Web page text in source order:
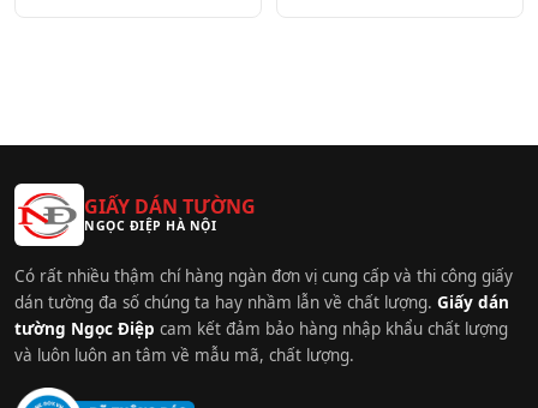
GIẤY DÁN TƯỜNG
NGỌC ĐIỆP HÀ NỘI
Có rất nhiều thậm chí hàng ngàn đơn vị cung cấp và thi công giấy
dán tường đa số chúng ta hay nhầm lẫn về chất lượng. Giấy dán
tường Ngọc Điệp cam kết đảm bảo hàng nhập khẩu chất lượng
và luôn luôn an tâm về mẫu mã, chất lượng.